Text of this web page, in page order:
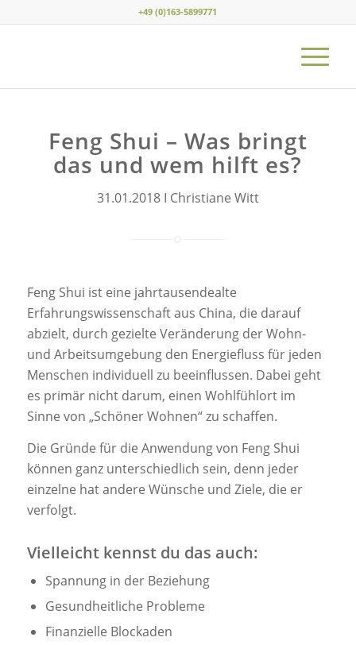
+49 (0)163-5899771
Feng Shui – Was bringt
das und wem hilft es?
31.01.2018 I Christiane Witt
Feng Shui ist eine jahrtausendealte
Erfahrungswissenschaft aus China, die darauf
abzielt, durch gezielte Veränderung der Wohn-
und Arbeitsumgebung den Energiefluss für jeden
Menschen individuell zu beeinflussen. Dabei geht
es primär nicht darum, einen Wohlfühlort im
Sinne von „Schöner Wohnen“ zu schaffen.
Die Gründe für die Anwendung von Feng Shui
können ganz unterschiedlich sein, denn jeder
einzelne hat andere Wünsche und Ziele, die er
verfolgt.
Vielleicht kennst du das auch:
Spannung in der Beziehung
Gesundheitliche Probleme
Finanzielle Blockaden